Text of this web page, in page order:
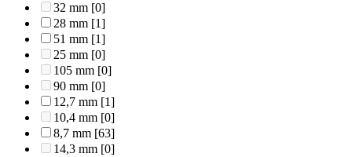
32 mm [0]
28 mm [1]
51 mm [1]
25 mm [0]
105 mm [0]
90 mm [0]
12,7 mm [1]
10,4 mm [0]
8,7 mm [63]
14,3 mm [0]